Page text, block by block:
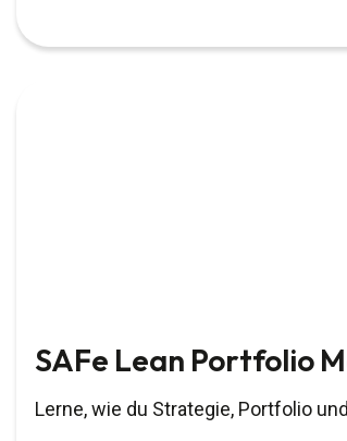
SAFe Lean Portfolio
Lerne, wie du Strategie, Portfolio